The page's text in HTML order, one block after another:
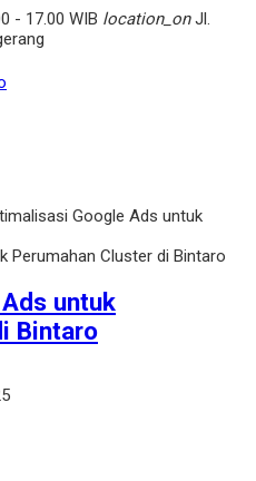
- 17.00 WIB location_onJl.
Google Ads untuk
untuk
Bintaro